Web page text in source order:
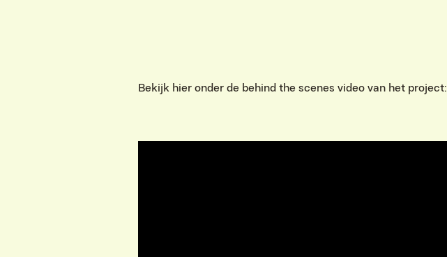
Bekijk hier onder de behind the scenes video van het project: